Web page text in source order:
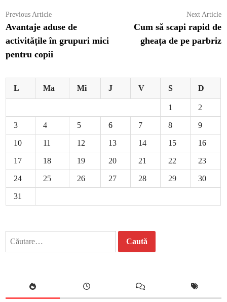
Navigare
în
articole
Previous ArticlePrevious
article:
Avantaje aduse de
activitățile în grupuri mici
pentru copii
Next Article
Cum să scapi rapid de
gheața de pe parbriz
L Ma Mi J V S D
1 2
3 4 5 6 7 8 9
10 11 12 13 14 15 16
17 18 19 20 21 22 23
24 25 26 27 28 29 30
31